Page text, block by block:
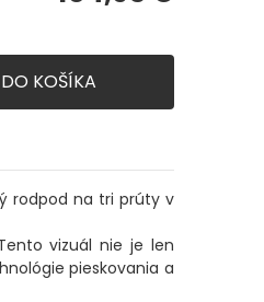
KOŠÍKA
rodpod na tri prúty v
vizuál nie je len
pieskovania a